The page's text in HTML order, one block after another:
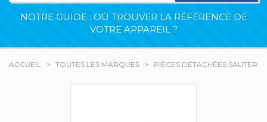
NOTRE GUIDE : OÙ TROUVER LA RÉFÉRENCE DE
VOTRE APPAREIL ?
ACCUEIL TOUTES LES MARQUES PIÈCES DÉTACHÉES SAUTER